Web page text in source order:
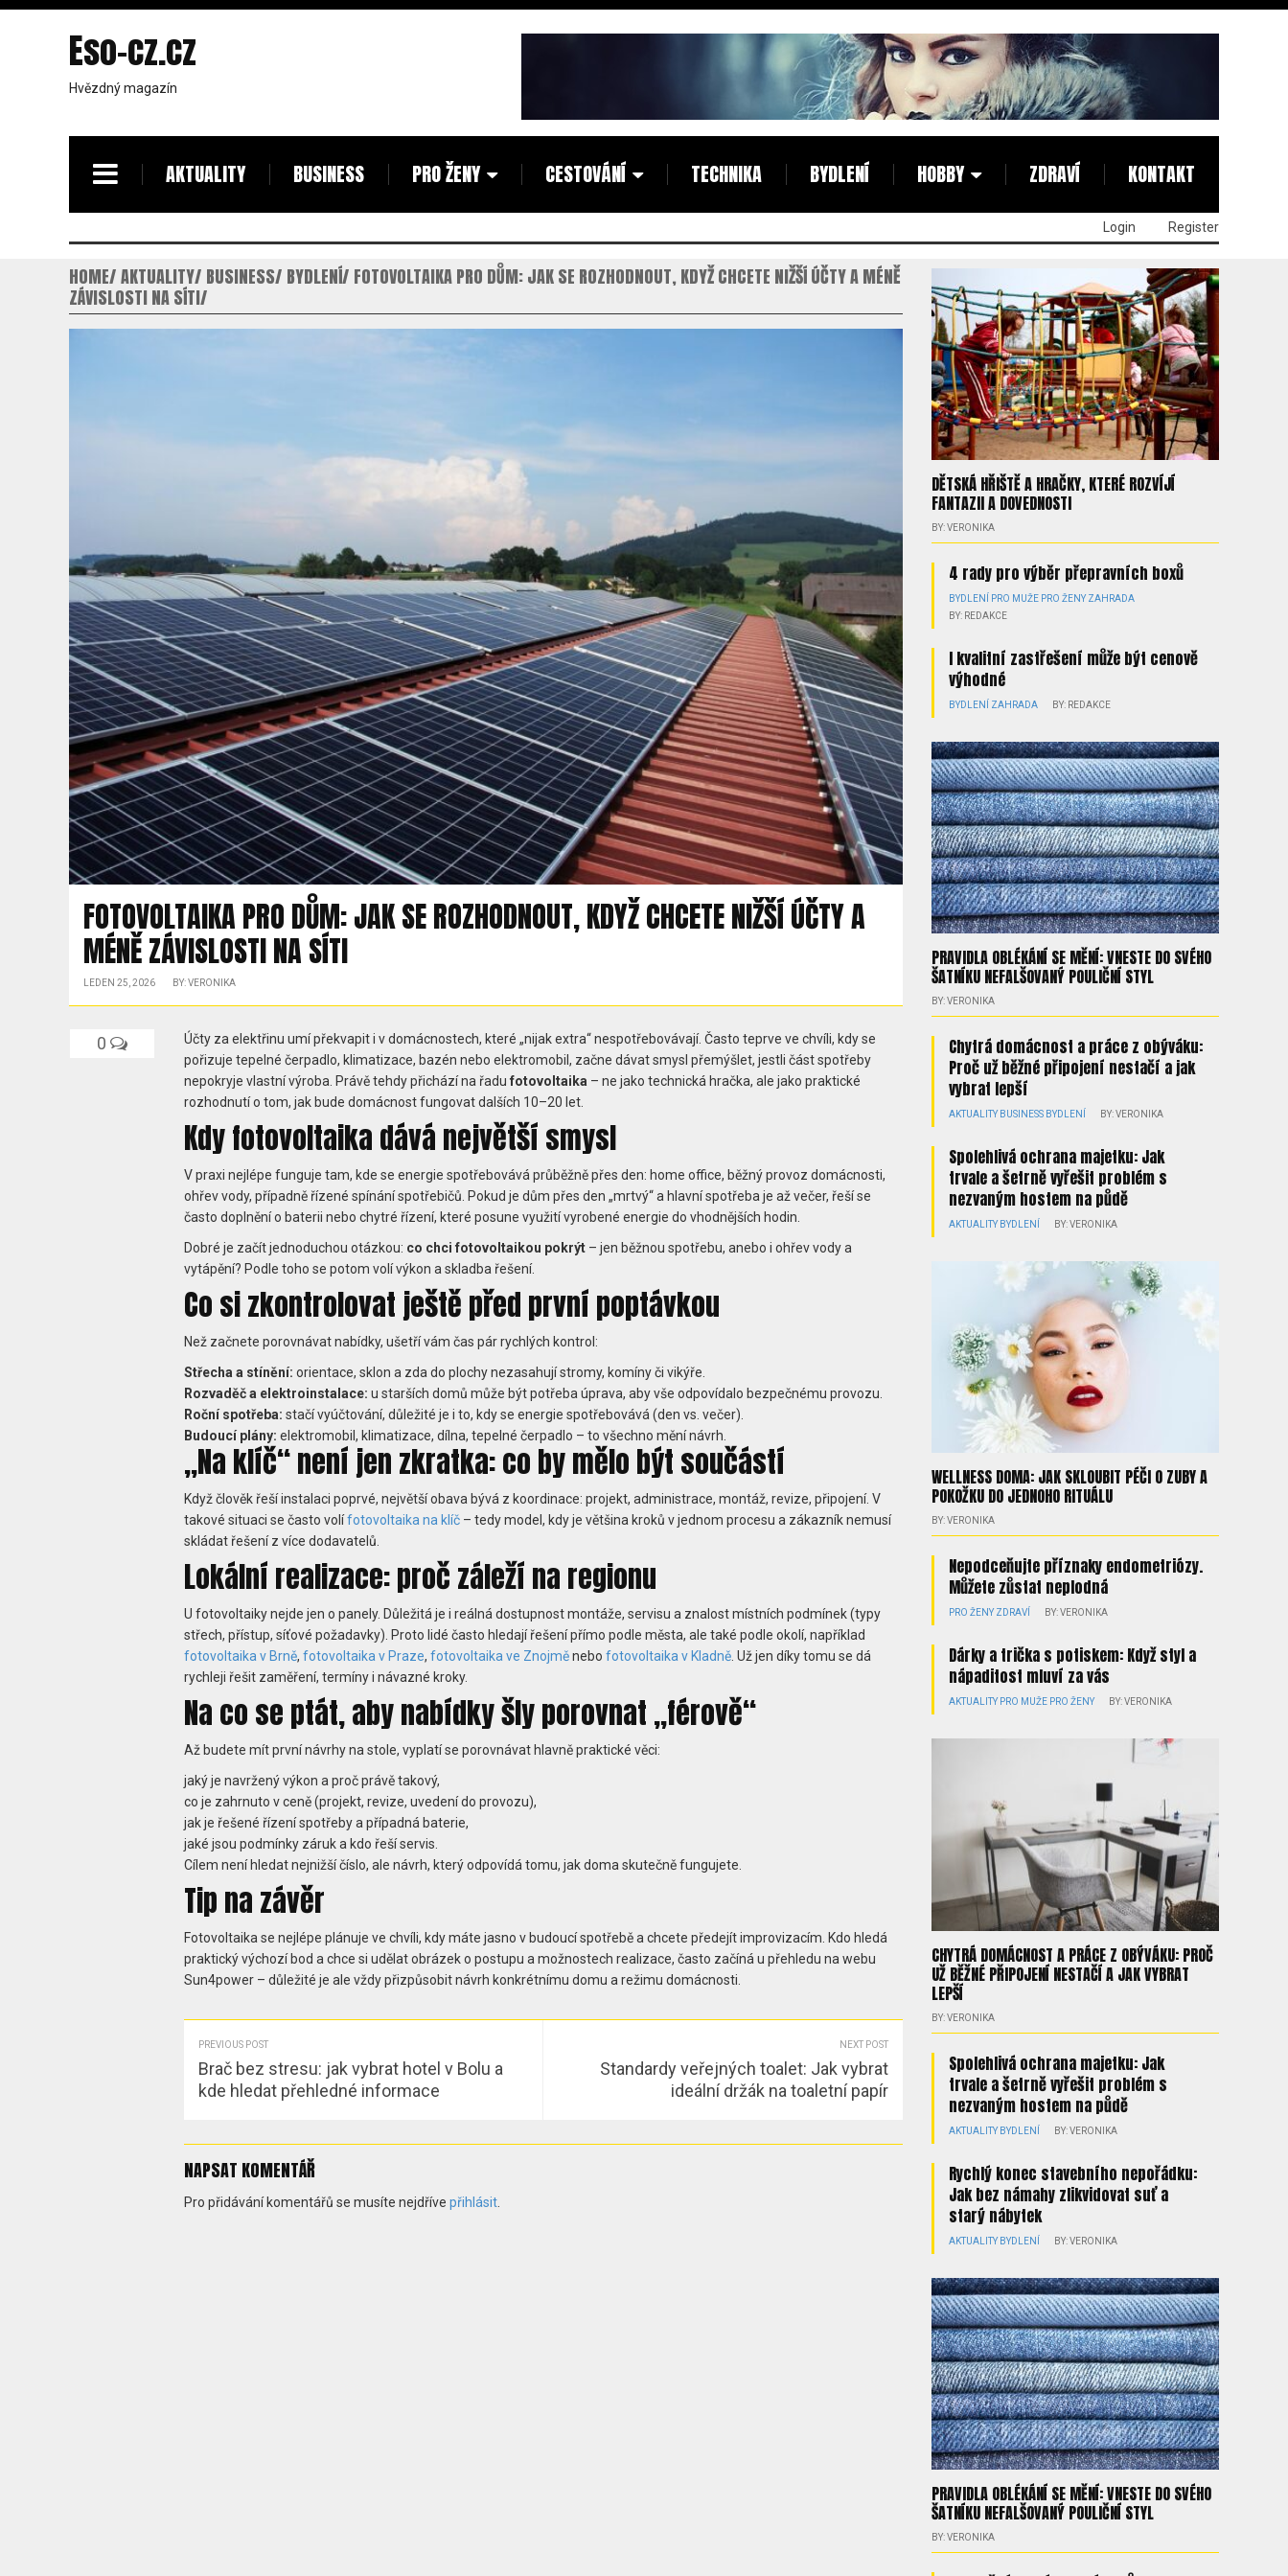
Eso-cz.cz
Hvězdný magazín
AKTUALITY BUSINESS PRO ŽENY CESTOVÁNÍ TECHNIKA BYDLENÍ HOBBY ZDRAVÍ KONTAKT
Login Register
HOME AKTUALITY BUSINESS BYDLENÍ FOTOVOLTAIKA PRO DŮM: JAK SE ROZHODNOUT, KDYŽ CHCETE NIŽŠÍ ÚČTY A MÉNĚ
ZÁVISLOSTI NA SÍTI
FOTOVOLTAIKA PRO DŮM: JAK SE ROZHODNOUT, KDYŽ CHCETE NIŽŠÍ ÚČTY A
MÉNĚ ZÁVISLOSTI NA SÍTI
LEDEN 25, 2026 BY: VERONIKA
0
Účty za elektřinu umí překvapit i v domácnostech, které „nijak extra“ nespotřebovávají. Často teprve ve chvíli, kdy se
pořizuje tepelné čerpadlo, klimatizace, bazén nebo elektromobil, začne dávat smysl přemýšlet, jestli část spotřeby
nepokryje vlastní výroba. Právě tehdy přichází na řadu fotovoltaika – ne jako technická hračka, ale jako praktické
rozhodnutí o tom, jak bude domácnost fungovat dalších 10–20 let.
Kdy fotovoltaika dává největší smysl
V praxi nejlépe funguje tam, kde se energie spotřebovává průběžně přes den: home office, běžný provoz domácnosti,
ohřev vody, případně řízené spínání spotřebičů. Pokud je dům přes den „mrtvý“ a hlavní spotřeba je až večer, řeší se
často doplnění o baterii nebo chytré řízení, které posune využití vyrobené energie do vhodnějších hodin.
Dobré je začít jednoduchou otázkou: co chci fotovoltaikou pokrýt– jen běžnou spotřebu, anebo i ohřev vody a
vytápění? Podle toho se potom volí výkon a skladba řešení.
Co si zkontrolovat ještě před první poptávkou
Než začnete porovnávat nabídky, ušetří vám čas pár rychlých kontrol:
Střecha a stínění: orientace, sklon a zda do plochy nezasahují stromy, komíny či vikýře.
Rozvaděč a elektroinstalace: u starších domů může být potřeba úprava, aby vše odpovídalo bezpečnému provozu.
Roční spotřeba: stačí vyúčtování, důležité je i to, kdy se energie spotřebovává (den vs. večer).
Budoucí plány: elektromobil, klimatizace, dílna, tepelné čerpadlo – to všechno mění návrh.
„Na klíč“ není jen zkratka: co by mělo být součástí
Když člověk řeší instalaci poprvé, největší obava bývá z koordinace: projekt, administrace, montáž, revize, připojení. V
takové situaci se často volífotovoltaika na klíč– tedy model, kdy je většina kroků v jednom procesu a zákazník nemusí
skládat řešení z více dodavatelů.
Lokální realizace: proč záleží na regionu
U fotovoltaiky nejde jen o panely. Důležitá je i reálná dostupnost montáže, servisu a znalost místních podmínek (typy
střech, přístup, síťové požadavky). Proto lidé často hledají řešení přímo podle města, ale také podle okolí, například
fotovoltaika v Brně, fotovoltaika v Praze, fotovoltaika ve Znojměnebo fotovoltaika v Kladně. Už jen díky tomu se dá
rychleji řešit zaměření, termíny i návazné kroky.
Na co se ptát, aby nabídky šly porovnat „férově“
Až budete mít první návrhy na stole, vyplatí se porovnávat hlavně praktické věci:
jaký je navržený výkon a proč právě takový,
co je zahrnuto v ceně (projekt, revize, uvedení do provozu),
jak je řešené řízení spotřeby a případná baterie,
jaké jsou podmínky záruk a kdo řeší servis.
Cílem není hledat nejnižší číslo, ale návrh, který odpovídá tomu, jak doma skutečně fungujete.
Tip na závěr
Fotovoltaika se nejlépe plánuje ve chvíli, kdy máte jasno v budoucí spotřebě a chcete předejít improvizacím. Kdo hledá
praktický výchozí bod a chce si udělat obrázek o postupu a možnostech realizace, často začíná u přehledu na webu
Sun4power – důležité je ale vždy přizpůsobit návrh konkrétnímu domu a režimu domácnosti.
PREVIOUS POST
Brač bez stresu: jak vybrat hotel v Bolu a
kde hledat přehledné informace
NEXT POST
Standardy veřejných toalet: Jak vybrat
ideální držák na toaletní papír
NAPSAT KOMENTÁŘ
Pro přidávání komentářů se musíte nejdříve přihlásit.
DĚTSKÁ HŘIŠTĚ A HRAČKY, KTERÉ ROZVÍJÍ
FANTAZII A DOVEDNOSTI
BY: VERONIKA
4 rady pro výběr přepravních boxů
BYDLENÍ PRO MUŽE PRO ŽENY ZAHRADA
BY: REDAKCE
I kvalitní zastřešení může být cenově
výhodné
BYDLENÍ ZAHRADA BY: REDAKCE
PRAVIDLA OBLÉKÁNÍ SE MĚNÍ: VNESTE DO SVÉHO
ŠATNÍKU NEFALŠOVANÝ POULIČNÍ STYL
BY: VERONIKA
Chytrá domácnost a práce z obýváku:
Proč už běžné připojení nestačí a jak
vybrat lepší
AKTUALITY BUSINESS BYDLENÍ BY: VERONIKA
Spolehlivá ochrana majetku: Jak
trvale a šetrně vyřešit problém s
nezvaným hostem na půdě
AKTUALITY BYDLENÍ BY: VERONIKA
WELLNESS DOMA: JAK SKLOUBIT PÉČI O ZUBY A
POKOŽKU DO JEDNOHO RITUÁLU
BY: VERONIKA
Nepodceňujte příznaky endometriózy.
Můžete zůstat neplodná
PRO ŽENY ZDRAVÍ BY: VERONIKA
Dárky a trička s potiskem: Když styl a
nápaditost mluví za vás
AKTUALITY PRO MUŽE PRO ŽENY BY: VERONIKA
CHYTRÁ DOMÁCNOST A PRÁCE Z OBÝVÁKU: PROČ
UŽ BĚŽNÉ PŘIPOJENÍ NESTAČÍ A JAK VYBRAT
LEPŠÍ
BY: VERONIKA
Spolehlivá ochrana majetku: Jak
trvale a šetrně vyřešit problém s
nezvaným hostem na půdě
AKTUALITY BYDLENÍ BY: VERONIKA
Rychlý konec stavebního nepořádku:
Jak bez námahy zlikvidovat suť a
starý nábytek
AKTUALITY BYDLENÍ BY: VERONIKA
PRAVIDLA OBLÉKÁNÍ SE MĚNÍ: VNESTE DO SVÉHO
ŠATNÍKU NEFALŠOVANÝ POULIČNÍ STYL
BY: VERONIKA